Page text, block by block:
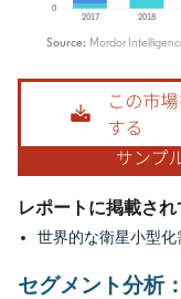
画像 © Mordor
レポートに掲載さ
世界的な衛星小型
セグメント分析